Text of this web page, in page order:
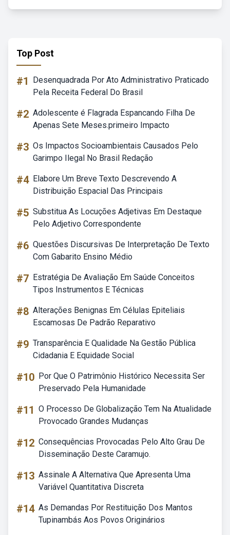
Top Post
#1
Desenquadrada Por Ato Administrativo Praticado
Pela Receita Federal Do Brasil
#2 Adolescente é Flagrada Espancando Filha De
Apenas Sete Meses.primeiro Impacto
#3 Os Impactos Socioambientais Causados Pelo
Garimpo Ilegal No Brasil Redação
#4 Elabore Um Breve Texto Descrevendo A
Distribuição Espacial Das Principais
#5 Substitua As Locuções Adjetivas Em Destaque
Pelo Adjetivo Correspondente
#6 Questões Discursivas De Interpretação De Texto
Com Gabarito Ensino Médio
#7 Estratégia De Avaliação Em Saúde Conceitos
Tipos Instrumentos E Técnicas
#8 Alterações Benignas Em Células Epiteliais
Escamosas De Padrão Reparativo
#9 Transparência E Qualidade Na Gestão Pública
Cidadania E Equidade Social
#10 Por Que O Patrimônio Histórico Necessita Ser
Preservado Pela Humanidade
#11 O Processo De Globalização Tem Na Atualidade
Provocado Grandes Mudanças
#12 Consequências Provocadas Pelo Alto Grau De
Disseminação Deste Caramujo.
#13 Assinale A Alternativa Que Apresenta Uma
Variável Quantitativa Discreta
#14 As Demandas Por Restituição Dos Mantos
Tupinambás Aos Povos Originários